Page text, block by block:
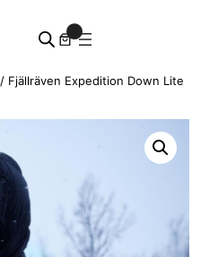
/ Fjällräven Expedition Down Lite